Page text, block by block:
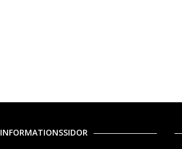
INFORMATIONSSIDOR